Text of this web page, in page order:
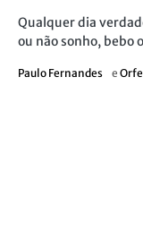
Qualquer dia
ou não sonho, bebo
Paulo Fernandes e